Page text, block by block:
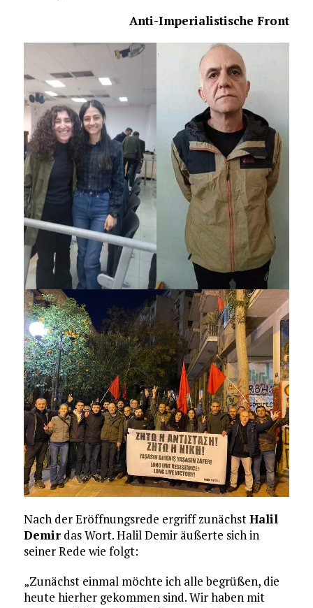
Anti-Imperialistische Front
Nach der Eröffnungsrede ergriff zunächstHalil
Demirdas Wort. Halil Demir äußerte sich in
seiner Rede wie folgt:
„Zunächst einmal möchte ich alle begrüßen, die
heute hierher gekommen sind. Wir haben mit